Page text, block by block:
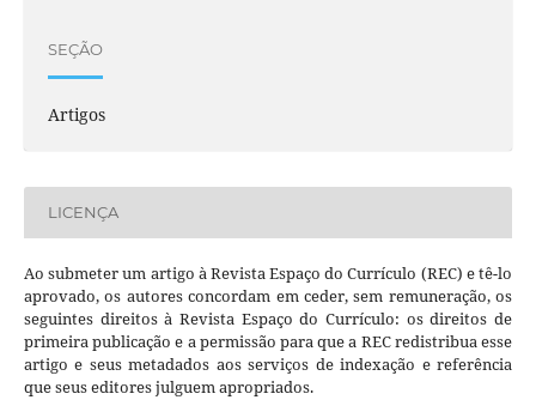
SEÇÃO
Artigos
LICENÇA
Ao submeter um artigo à Revista Espaço do Currículo (REC) e tê-lo
aprovado, os autores concordam em ceder, sem remuneração, os
seguintes direitos à Revista Espaço do Currículo: os direitos de
primeira publicação e a permissão para que a REC redistribua esse
artigo e seus metadados aos serviços de indexação e referência
que seus editores julguem apropriados.